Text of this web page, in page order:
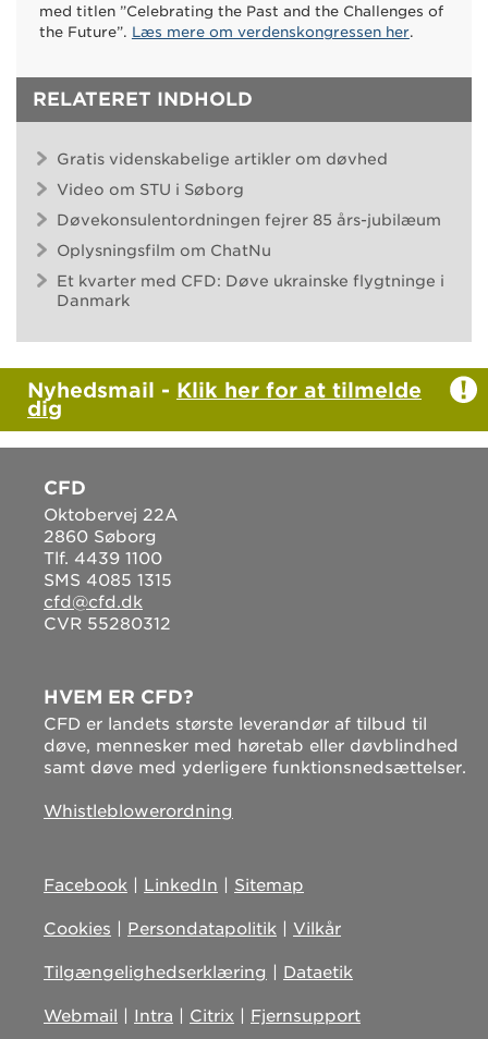
med titlen ”Celebrating the Past and the Challenges of
the Future”. Læs mere om verdenskongressen her.
RELATERET INDHOLD
Gratis videnskabelige artikler om døvhed
Video om STU i Søborg
Døvekonsulentordningen fejrer 85 års-jubilæum
Oplysningsfilm om ChatNu
Et kvarter med CFD: Døve ukrainske flygtninge i
Danmark
Nyhedsmail - Klik her for at tilmelde
dig
CFD
Oktobervej 22A
2860 Søborg
Tlf. 4439 1100
SMS 4085 1315
cfd@cfd.dk
CVR 55280312
HVEM ER CFD?
CFD er landets største leverandør af tilbud til
døve, mennesker med høretab eller døvblindhed
samt døve med yderligere funktionsnedsættelser.
Whistleblowerordning
Facebook LinkedIn Sitemap
Cookies Persondatapolitik Vilkår
Tilgængelighedserklæring Dataetik
Webmail Intra Citrix Fjernsupport